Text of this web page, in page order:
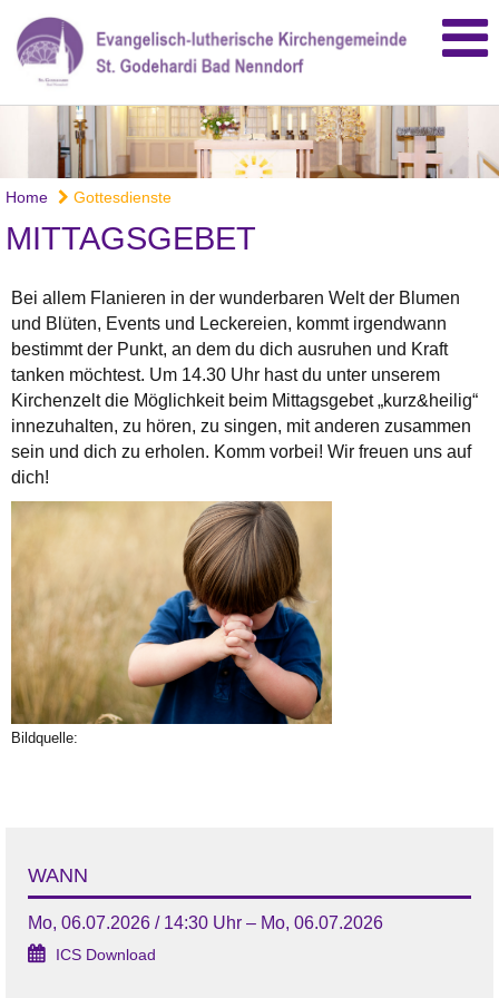
Home Gottesdienste
MITTAGSGEBET
Bei allem Flanieren in der wunderbaren Welt der Blumen
und Blüten, Events und Leckereien, kommt irgendwann
bestimmt der Punkt, an dem du dich ausruhen und Kraft
tanken möchtest. Um 14.30 Uhr hast du unter unserem
Kirchenzelt die Möglichkeit beim Mittagsgebet „kurz&heilig“
innezuhalten, zu hören, zu singen, mit anderen zusammen
sein und dich zu erholen. Komm vorbei! Wir freuen uns auf
dich!
Bildquelle:
WANN
Mo, 06.07.2026 / 14:30 Uhr – Mo, 06.07.2026
ICS Download